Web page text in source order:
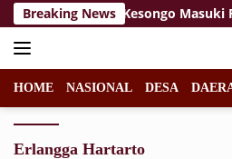
Langsung
ke
konten
Breaking News
Kelas SDN Kesongo Masuki
HOME NASIONAL DESA
Erlangga Hartarto